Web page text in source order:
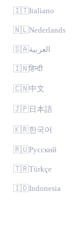
🇮🇹Italiano
🇳🇱Nederlands
🇸🇦العربية
🇮🇳हिन्दी
🇨🇳中文
🇯🇵 日本語
🇰🇷한국어
🇷🇺Русский
🇹🇷Türkçe
🇮🇩Indonesia